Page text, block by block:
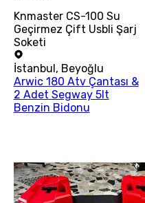
Knmaster CS-100 Su
Geçirmez Çift Usbli Şarj
Soketi
İstanbul, Beyoğlu
Arwic 180 Atv Çantası &
2 Adet Segway 5lt
Benzin Bidonu